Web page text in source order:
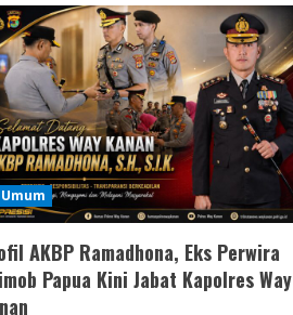
Umum
AKBP Ramadhona, Eks Perwira
Papua Kini Jabat Kapolres Way